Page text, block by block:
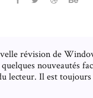
révision de
nouveautés
lecteur. Il est